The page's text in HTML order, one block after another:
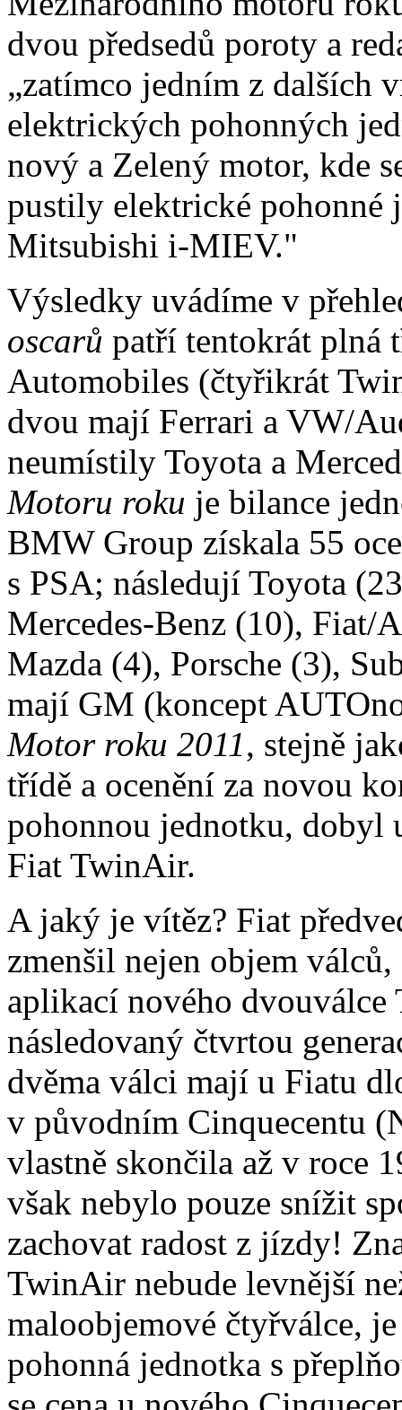
dvou předsedů poroty a
„zatímco jedním z dalších
elektrických pohonných
nový a Zelený motor, kde
pustily elektrické pohonné
Mitsubishi i-MIEV."
Výsledky uvádíme v
oscarů patří tentokrát plná
Automobiles (čtyřikrát
dvou mají Ferrari a VW/
neumístily Toyota a
Motoru roku je bilance
BMW Group získala 55
s PSA; následují Toyota
Mercedes-Benz (10), Fiat/
Mazda (4), Porsche (3),
mají GM (koncept
Motor roku 2011, stejně
třídě a ocenění za novou
pohonnou jednotku, dobyl
Fiat TwinAir.
A jaký je vítěz? Fiat
zmenšil nejen objem
aplikací nového
následovaný čtvrtou
dvěma válci mají u Fiatu
v původním Cinquecentu
vlastně skončila až v roce
však nebylo pouze snížit
zachovat radost z jízdy!
TwinAir nebude levnější
maloobjemové čtyřválce,
pohonná jednotka s